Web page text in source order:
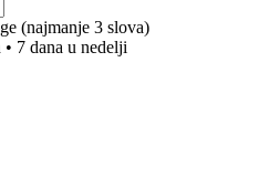
(najmanje 3 slova)
• 7 dana u nedelji